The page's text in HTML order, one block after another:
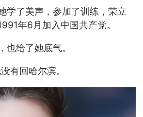
学了美声，参加了训练，荣立
年6月加入中国共产党。
也给了她底气。
有回哈尔滨。